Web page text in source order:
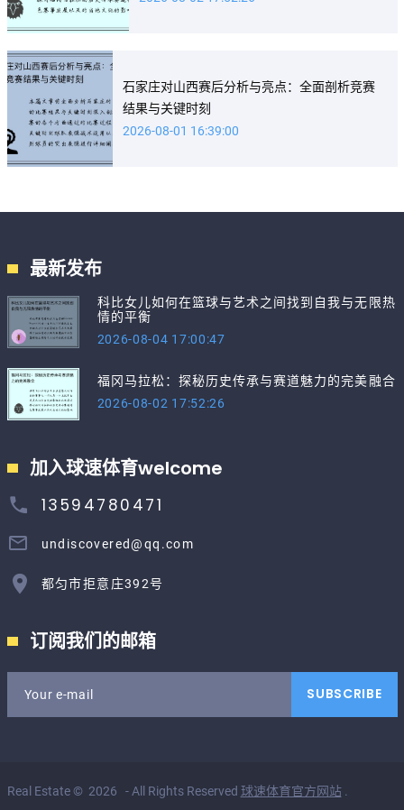
石家庄对山西赛后分析与亮点：全面剖析竞赛
结果与关键时刻
2026-08-01 16:39:00
最新发布
科比女儿如何在篮球与艺术之间找到自我与无限热
情的平衡
2026-08-04 17:00:47
福冈马拉松：探秘历史传承与赛道魅力的完美融合
2026-08-02 17:52:26
加入球速体育welcome
13594780471
undiscovered@qq.com
都匀市拒意庄392号
订阅我们的邮箱
Your e-mail SUBSCRIBE
Real Estate © 2026 - All Rights Reserved 球速体育官方网站.